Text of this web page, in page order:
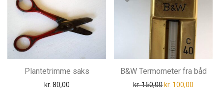
Plantetrimme saks
kr. 80,00
B&W Termometer fra båd
kr.150,00Den oprindelige
kr. 100,00